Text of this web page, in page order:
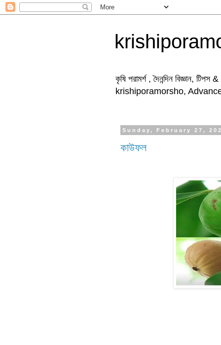
কৃষি পরামর্শ , দৈনন্দিন বিজ্ঞান,
krishiporamorsho,
Sunday, February 27,
কাউফল